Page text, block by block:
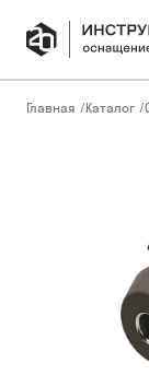
Главная /Каталог /